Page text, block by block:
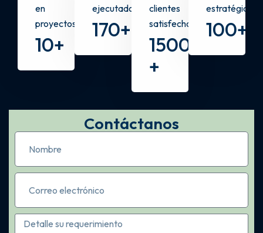
en
proyectos
10+
ejecutados
170+
clientes
satisfechos
150000
+
estratégicas
100+
Contáctanos